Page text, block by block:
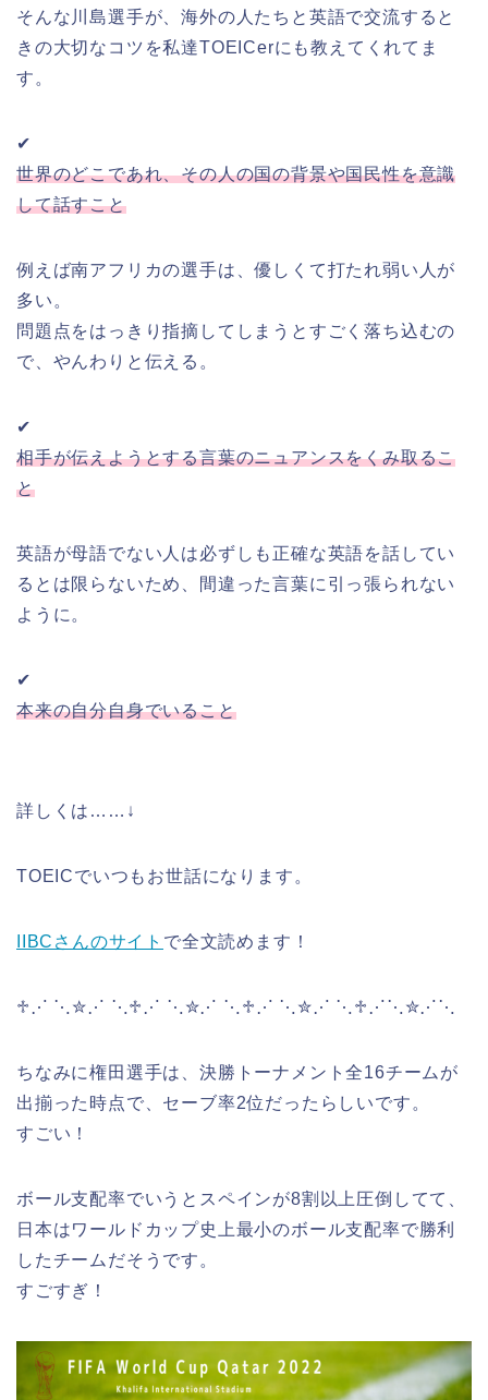
そんな川島選手が、海外の人たちと英語で交流すると
きの大切なコツを私達TOEICerにも教えてくれてま
す。
✔
世界のどこであれ、その人の国の背景や国民性を意識
して話すこと
例えば南アフリカの選手は、優しくて打たれ弱い人が
多い。
問題点をはっきり指摘してしまうとすごく落ち込むの
で、やんわりと伝える。
✔
相手が伝えようとする言葉のニュアンスをくみ取るこ
と
英語が母語でない人は必ずしも正確な英語を話してい
るとは限らないため、間違った言葉に引っ張られない
ように。
✔
本来の自分自身でいること
詳しくは……↓
TOEICでいつもお世話になります。
IIBCさんのサイト で全文読めます！
♱⋰ ⋱✮⋰ ⋱♱⋰ ⋱✮⋰ ⋱♱⋰ ⋱✮⋰ ⋱♱⋰⋱✮⋰⋱
ちなみに権田選手は、決勝トーナメント全16チームが
出揃った時点で、セーブ率2位だったらしいです。
すごい！
ボール支配率でいうとスペインが8割以上圧倒してて、
日本はワールドカップ史上最小のボール支配率で勝利
したチームだそうです。
すごすぎ！